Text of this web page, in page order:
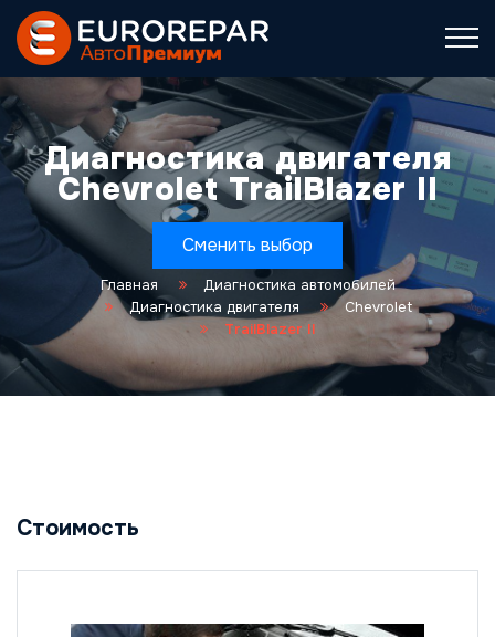
Диагностика двигателя
Chevrolet TrailBlazer II
Сменить выбор
Главная
Диагностика автомобилей
Диагностика двигателя
Chevrolet
TrailBlazer II
Стоимость